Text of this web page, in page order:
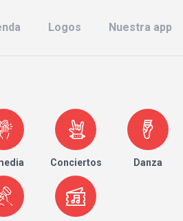
Logos Nuestra app
Conciertos Danza